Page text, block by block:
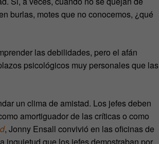
burlas, motes que no conocemos, ¿qué
las debilidades, pero el afán
psicológicos muy personales que las
un clima de amistad. Los jefes deben
amortiguador de las críticas o como
, Jonny Ensall convivió en las oficinas de
inquietud que los jefes demostraban por